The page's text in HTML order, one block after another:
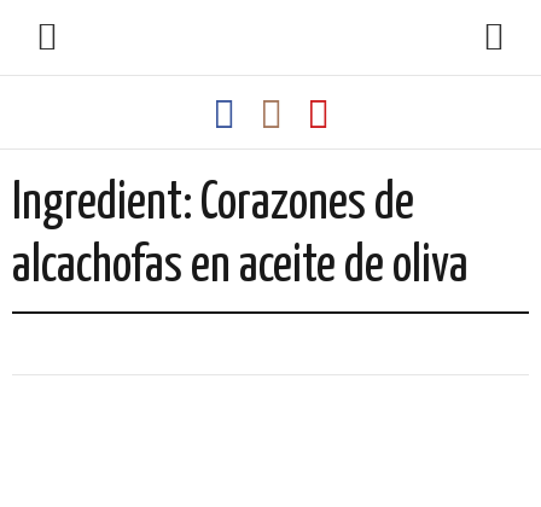
Ingredient: Corazones de
alcachofas en aceite de oliva